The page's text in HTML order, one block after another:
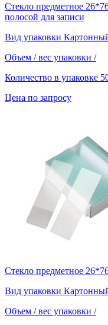
Стекло предметное
полосой для записи
Вид упаковки
Объем / вес упаковки /
Количество в упаковке
Цена по запросу
Стекло предметное
Вид упаковки
Объем / вес упаковки /